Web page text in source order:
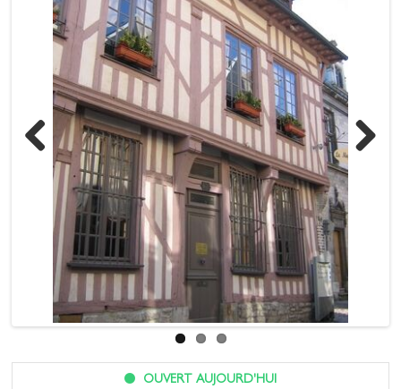
Previous Next
OUVERT AUJOURD'HUI